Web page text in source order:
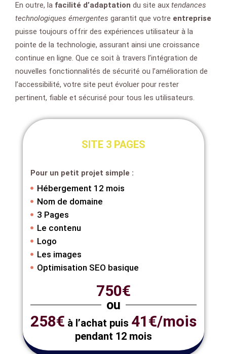
En outre, la facilité d’adaptation du site aux tendances
technologiques émergentes garantit que votre entreprise
puisse toujours offrir des expériences utilisateur à la
pointe de la technologie, assurant ainsi une croissance
continue en ligne. Que ce soit à travers l’intégration de
nouvelles fonctionnalités de sécurité ou l’amélioration de
l’accessibilité, votre site peut évoluer pour rester
pertinent, fiable et sécurisé pour tous les utilisateurs.
SITE 3 PAGES
Pour un petit projet simple :
Hébergement 12 mois
Nom de domaine
3 Pages
Le contenu
Logo
Les images
Optimisation SEO basique
750€
ou
258€ à l’achat puis 41€/mois
pendant 12 mois